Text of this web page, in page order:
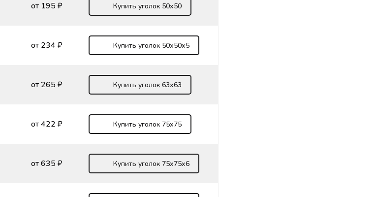
от 195 ₽ Купить уголок 50х50
от 234 ₽ Купить уголок 50х50х5
от 265 ₽ Купить уголок 63х63
от 422 ₽ Купить уголок 75х75
от 635 ₽ Купить уголок 75х75х6